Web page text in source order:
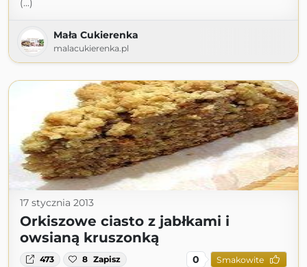
(...)
Mała Cukierenka
malacukierenka.pl
17 stycznia 2013
Orkiszowe ciasto z jabłkami i
owsianą kruszonką
473 8 Zapisz 0 Smakowite